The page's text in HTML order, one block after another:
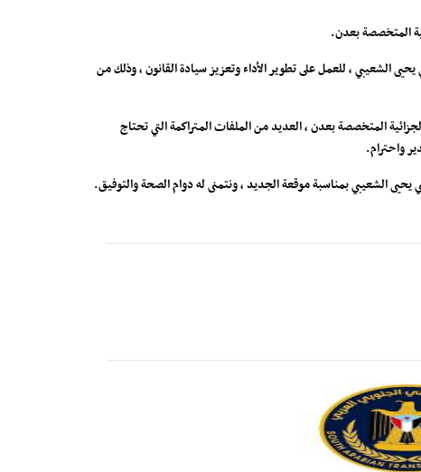
المتخصصة بعدن.
الشعيبي ، للعمل على تطوير الأداء وتعزيز سيادة القانون ، وذلك من
المتخصصة بعدن ، العديد من الملفات المتراكمة التي تحتاج
واحترام.
يحيى الشعيبي بمناسبة موقعة الجديد ، ونتمنى له دوام الصحة والتوفيق.